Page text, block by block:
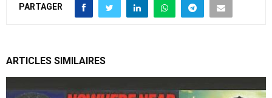
PARTAGER
ARTICLES SIMILAIRES